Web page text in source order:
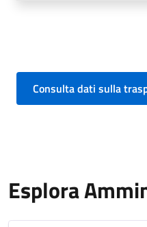
Consulta dati sulla
Esplora